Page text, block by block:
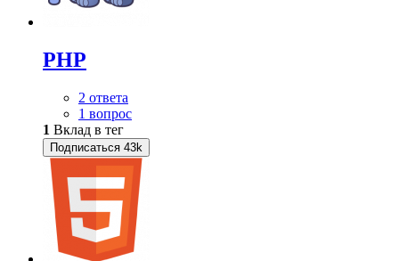
PHP
2 ответа
1 вопрос
1 Вклад в тег
Подписаться 43k